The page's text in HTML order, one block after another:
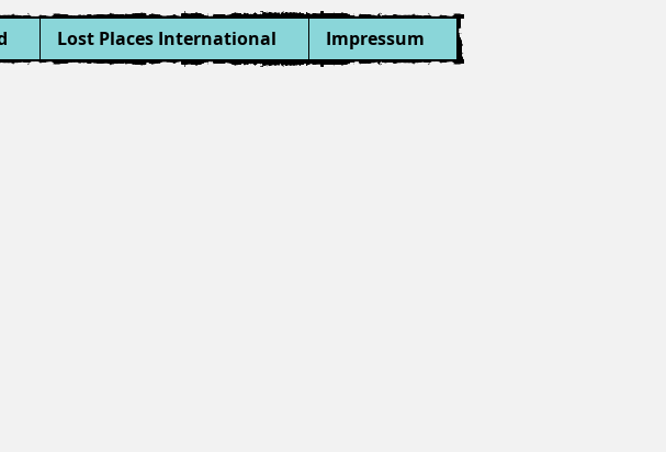
Lost Places International Impressum